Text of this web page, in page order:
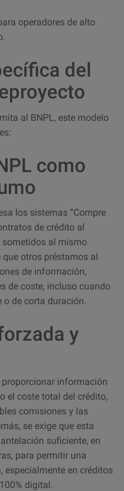
operadores de alto
del
al BNPL, este modelo
como
los sistemas “Compre
de crédito al
sometidos al mismo
otros préstamos al
de información,
de coste, incluso cuando
o de corta duración.
y
proporcionar información
el coste total del crédito,
comisiones y las
se exige que esta
suficiente, en
para permitir una
especialmente en créditos
digital.